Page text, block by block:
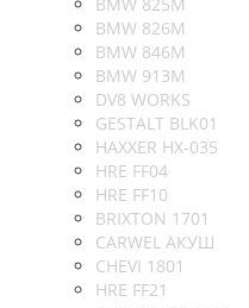
BMW 826M
BMW 846M
BMW 913M
DV8 WORKS
GESTALT BLK01
HAXXER HX-035
HRE FF04
HRE FF10
BRIXTON 1701
CARWEL АКУШ
CHEVI 1801
HRE FF21